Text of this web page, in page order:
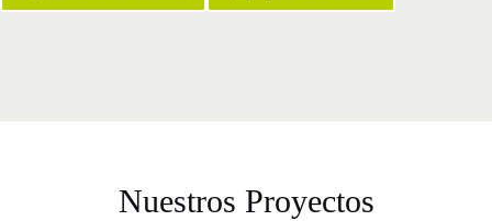
Nuestros Proyectos